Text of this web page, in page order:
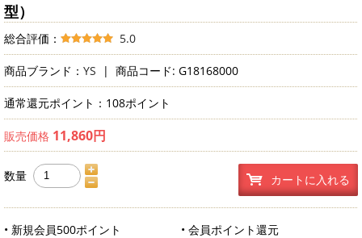
型）
総合評価： 5.0
商品ブランド： YS | 商品コード: G18168000
通常還元ポイント：108ポイント
販売価格 11,860円
数量 カートに入れる
• 新規会員500ポイント
• 会員ポイント還元